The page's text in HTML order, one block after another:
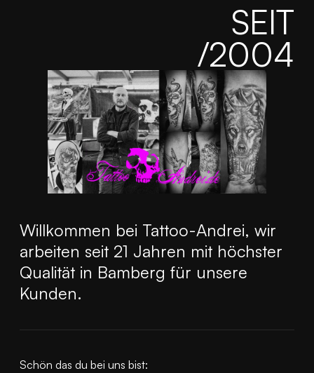
SEIT
/2004
Willkommen bei Tattoo-Andrei, wir
arbeiten seit 21 Jahren mit höchster
Qualität in Bamberg für unsere
Kunden.
Schön das du bei uns bist: